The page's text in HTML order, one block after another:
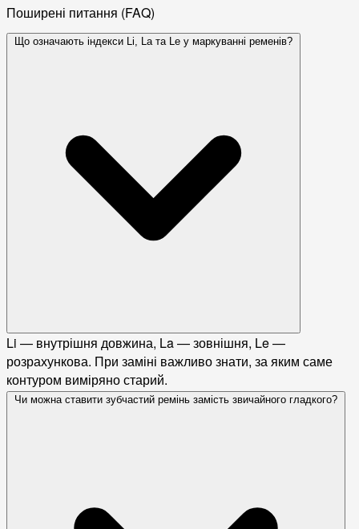
Поширені питання (FAQ)
Що означають індекси Li, La та Le у маркуванні ременів?
Li — внутрішня довжина, La — зовнішня, Le —
розрахункова. При заміні важливо знати, за яким саме
контуром виміряно старий.
Чи можна ставити зубчастий ремінь замість звичайного гладкого?